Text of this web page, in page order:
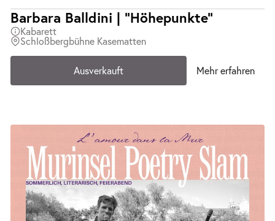
Barbara Balldini | "Höhepunkte"
Kabarett
Schloßbergbühne Kasematten
Ausverkauft Mehr erfahren